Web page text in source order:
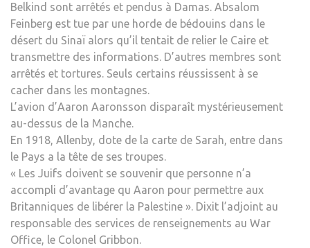
Belkind sont arrêtés et pendus à Damas. Absalom
Feinberg est tue par une horde de bédouins dans le
désert du Sinaï alors qu’il tentait de relier le Caire et
transmettre des informations. D’autres membres sont
arrêtés et tortures. Seuls certains réussissent à se
cacher dans les montagnes.
L’avion d’Aaron Aaronsson disparaît mystérieusement
au-dessus de la Manche.
En 1918, Allenby, dote de la carte de Sarah, entre dans
le Pays a la tête de ses troupes.
« Les Juifs doivent se souvenir que personne n’a
accompli d’avantage qu Aaron pour permettre aux
Britanniques de libérer la Palestine ». Dixit l’adjoint au
responsable des services de renseignements au War
Office, le Colonel Gribbon.